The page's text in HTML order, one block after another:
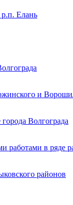
р.п. Елань
и
Волгограда
работами в ряде
районов